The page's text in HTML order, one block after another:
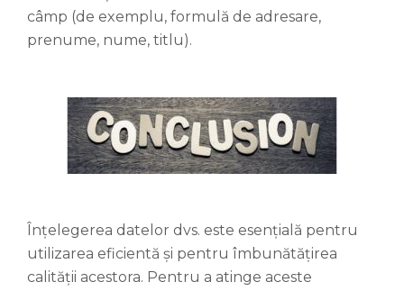
câmp (de exemplu, formulă de adresare,
prenume, nume, titlu).
Înțelegerea datelor dvs. este esențială pentru
utilizarea eficientă și pentru îmbunătățirea
calității acestora. Pentru a atinge aceste